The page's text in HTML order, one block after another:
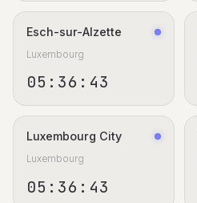
Esch-sur-Alzette
Luxembourg
05:36:44
Luxembourg City
Luxembourg
05:36:44